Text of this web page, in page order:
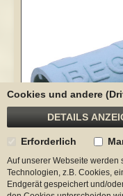
Cookies und andere
DETAILS
Erforderlich
Auf unserer Webseite werden
Technologien, z.B. Cookies,
Endgerät gespeichert und/